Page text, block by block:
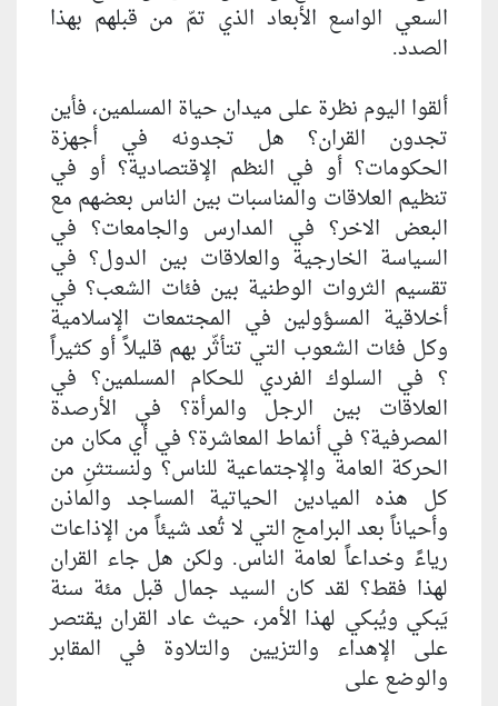
السعي الواسع الأبعاد الذي تمّ من قبلهم بهذا
الصدد.
ألقوا اليوم نظرة على ميدان حياة المسلمين، فأين
تجدون القران؟ هل تجدونه في أجهزة
الحكومات؟ أو في النظم الإقتصادية؟ أو في
تنظيم العلاقات والمناسبات بين الناس بعضهم مع
البعض الاخر؟ في المدارس والجامعات؟ في
السياسة الخارجية والعلاقات بين الدول؟ في
تقسيم الثروات الوطنية بين فئات الشعب؟ في
أخلاقية المسؤولين في المجتمعات الإسلامية
وكل فئات الشعوب التي تتأثّر بهم قليلاً أو كثيراً
؟ في السلوك الفردي للحكام المسلمين؟ في
العلاقات بين الرجل والمرأة؟ في الأرصدة
المصرفية؟ في أنماط المعاشرة؟ في أي مكان من
الحركة العامة والإجتماعية للناس؟ ولنستثنِ من
كل هذه الميادين الحياتية المساجد والماذن
وأحياناً بعد البرامج التي لا تُعد شيئاً من الإذاعات
رياءً وخداعاً لعامة الناس. ولكن هل جاء القران
لهذا فقط؟ لقد كان السيد جمال قبل مئة سنة
يَبكي ويُبكي لهذا الأمر، حيث عاد القران يقتصر
على الإهداء والتزيين والتلاوة في المقابر
والوضع على